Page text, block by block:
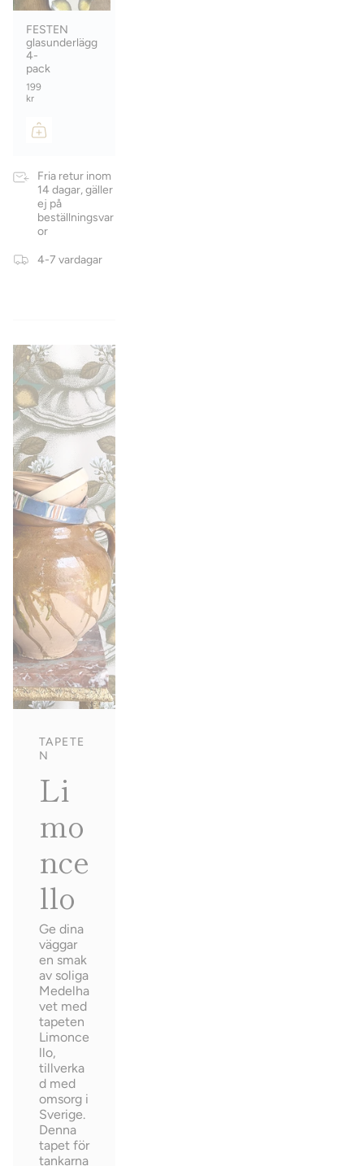
FESTEN
glasunderlägg
4-
pack
199
kr
Fria retur inom
14 dagar, gäller
ej på
beställningsvar
or
4-7 vardagar
TAPETE
N
Li
mo
nce
llo
Ge dina
väggar
en smak
av soliga
Medelha
vet med
tapeten
Limonce
llo,
tillverka
d med
omsorg i
Sverige.
Denna
tapet för
tankarna